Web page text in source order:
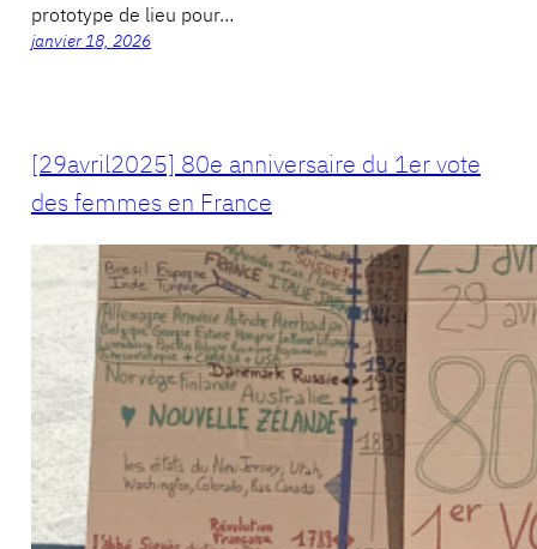
prototype de lieu pour…
janvier 18, 2026
[29avril2025] 80e anniversaire du 1er vote
des femmes en France